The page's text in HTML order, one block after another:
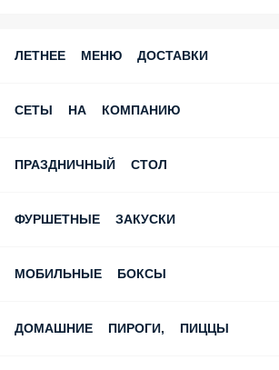
ЛЕТНЕЕ МЕНЮ ДОСТАВКИ
СЕТЫ НА КОМПАНИЮ
ПРАЗДНИЧНЫЙ СТОЛ
ФУРШЕТНЫЕ ЗАКУСКИ
МОБИЛЬНЫЕ БОКСЫ
ДОМАШНИЕ ПИРОГИ, ПИЦЦЫ